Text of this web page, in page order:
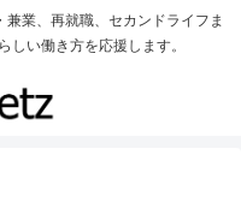
業、再就職、セカンドライフま
い働き方を応援します。